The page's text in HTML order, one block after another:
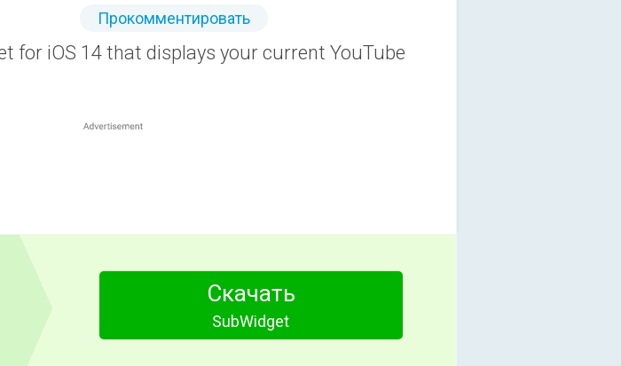
Прокомментировать
for iOS 14 that displays your current YouTube
Скачать
SubWidget